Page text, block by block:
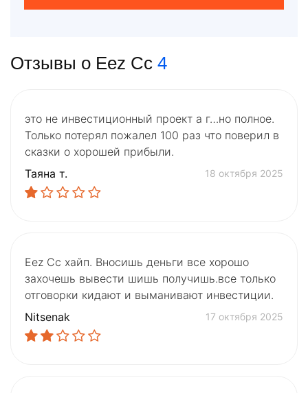
Отзывы о Eez Cc 4
это не инвестиционный проект а г…но полное.
Только потерял пожалел 100 раз что поверил в
сказки о хорошей прибыли.
Таяна т.
18 октября 2025
Eez Cc хайп. Вносишь деньги все хорошо
захочешь вывести шишь получишь.все только
отговорки кидают и выманивают инвестиции.
Nitsenak
17 октября 2025